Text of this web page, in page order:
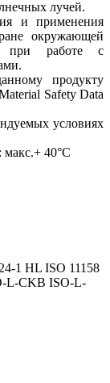
лучей.
и применения
окружающей
при работе с
продукту
Safety Data
условиях
макс.+ 40°C
1 HL ISO 11158
L-CKB ISO-L-